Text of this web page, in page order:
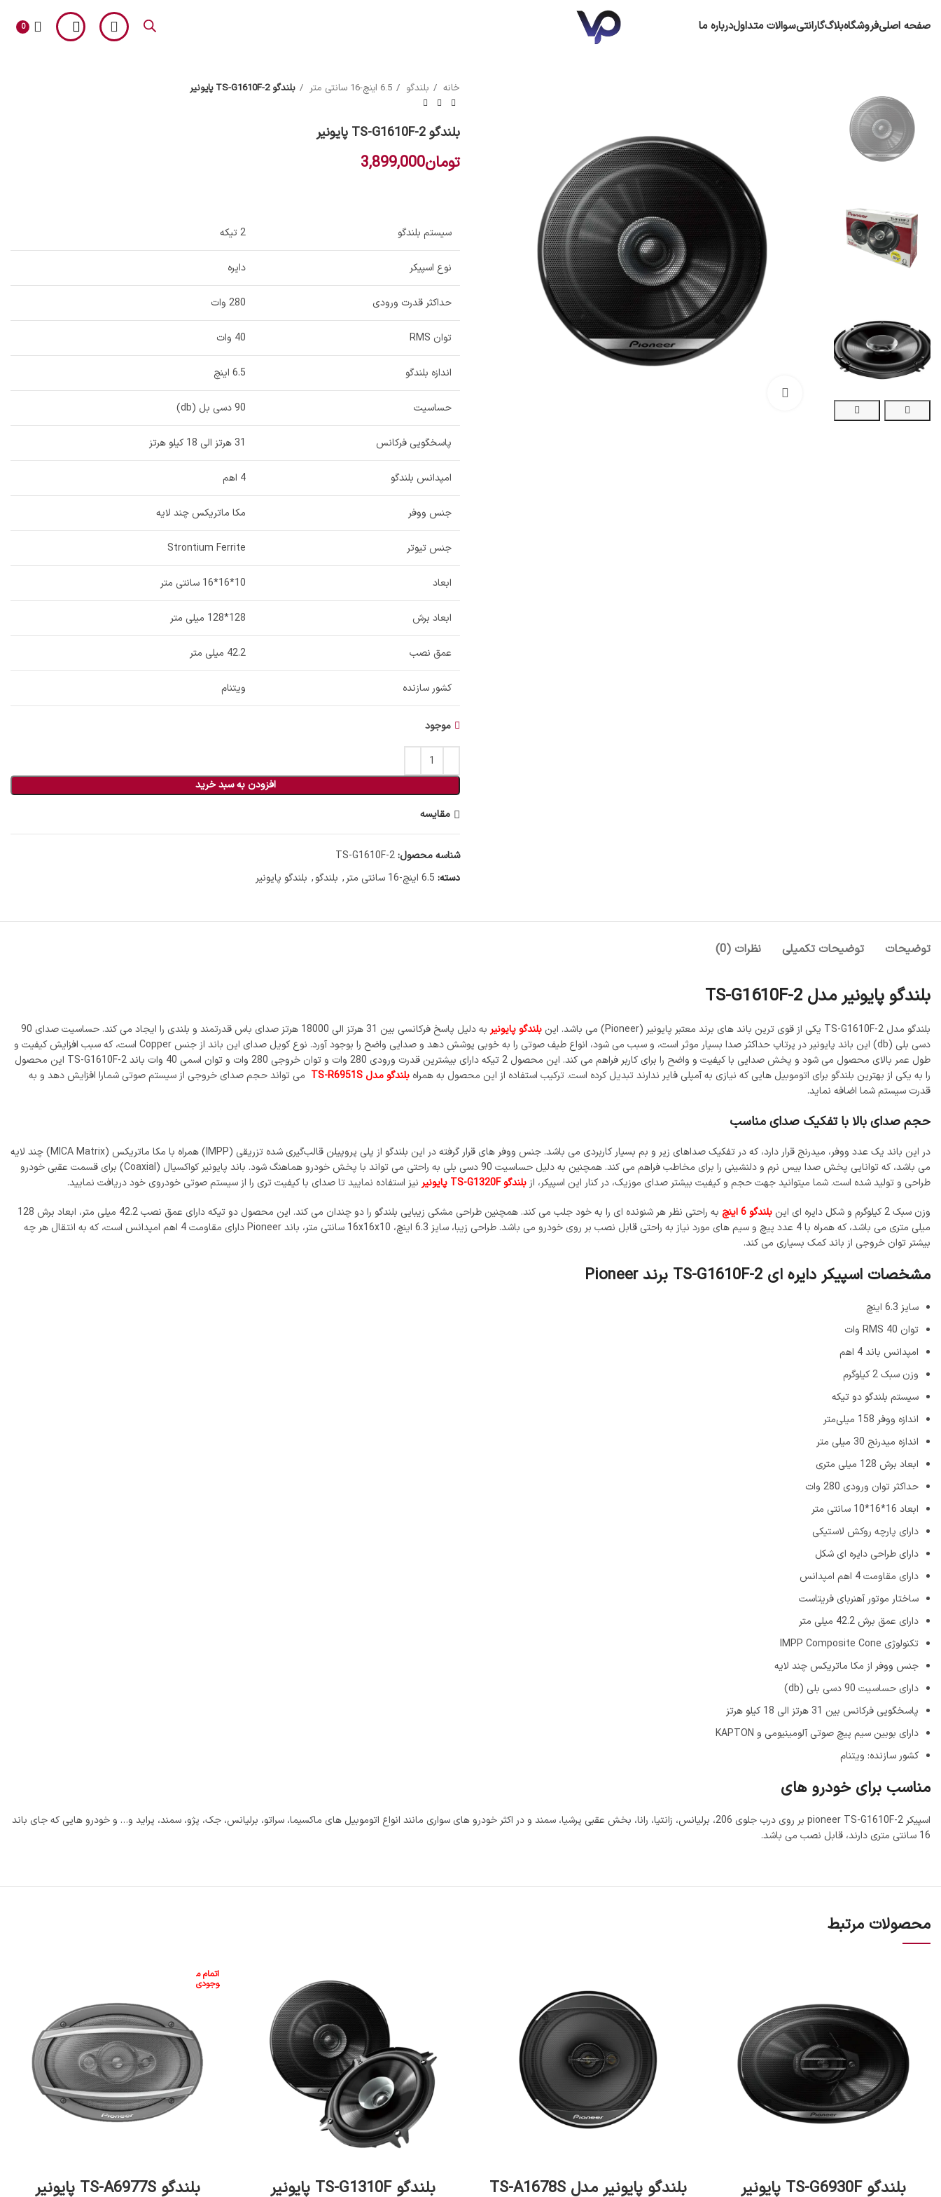
صفحه اصلیفروشگاه
مکسیس آلپاین
بلاگگارانتیسوالات متداولدرباره ما 0
خانه بلندگو 6.5 اینچ-16 سانتی متر بلندگو TS-G1610F-2 پایونیر
بلندگو TS-G1610F-2 پایونیر
تومان3,899,000
سیستم بلندگو 2 تیکه
نوع اسپیکر دایره
حداکثر قدرت ورودی 280 وات
توان RMS 40 وات
اندازه بلندگو 6.5 اینچ
حساسیت 90 دسی بل (db)
پاسخگویی فرکانس 31 هرتز الی 18 کیلو هرتز
امپدانس بلندگو 4 اهم
جنس ووفر مکا ماتریکس چند لایه
جنس تیوتر Strontium Ferrite
ابعاد 10*16*16 سانتی متر
ابعاد برش 128*128 میلی متر
عمق نصب 42.2 میلی متر
کشور سازنده ویتنام
موجود
افزودن به سبد خرید
مقایسه
شناسه محصول:TS-G1610F-2
دسته: 6.5 اینچ-16 سانتی متر , بلندگو, بلندگو پایونیر
توضیحات توضیحات تکمیلی نظرات (0)
بلندگو پایونیر مدل TS-G1610F-2
بلندگو مدل TS-G1610F-2 یکی از قوی ترین باند های برند معتبر پایونیر (Pioneer) می باشد. این بلندگو پایونیر
به دلیل پاسخ فرکانسی بین 31 هرتز الی 18000 هرتز صدای باس قدرتمند و بلندی را ایجاد می کند. حساسیت صدای 90
دسی بلی (db) این باند پایونیر در پرتاپ حداکثر صدا بسیار موثر است، و سبب می شود، انواع طیف صوتی را به خوبی پوشش دهد و صدایی واضح را بوجود آورد. نوع کویل صدای این باند از جنس Copper است، که سبب افزایش کیفیت و
طول عمر بالای محصول می شود و پخش صدایی با کیفیت و واضح را برای کاربر فراهم می کند. این محصول 2 تیکه دارای بیشترین قدرت ورودی 280 وات و توان خروجی 280 وات و توان اسمی 40 وات باند TS-G1610F-2 این محصول
را به یکی از بهترین بلندگو برای اتوموبیل هایی که نیازی به آمپلی فایر ندارند تبدیل کرده است. ترکیب استفاده از این محصول به همراه بلندگو مدل TS-R6951S
می تواند حجم صدای خروجی از سیستم صوتی شمارا افزایش دهد و به
قدرت سیستم شما اضافه نماید.
حجم صدای بالا با تفکیک صدای مناسب
در این باند یک عدد ووفر، میدرنج قرار دارد، که در تفکیک صداهای زیر و بم بسیار کاربردی می باشد. جنس ووفر های قرار گرفته در این بلندگو از پلی پروپیلن قالب‌گیری شده تزریقی (IMPP) همراه با مکا ماتریکس (MICA Matrix) چند لایه
می باشد، که توانایی پخش صدا بیس نرم و دلنشینی را برای مخاطب فراهم می کند. همچنین به دلیل حساسیت 90 دسی بلی به راحتی می تواند با پخش خودرو هماهنگ شود. باند پایونیر کواکسیال (Coaxial) برای قسمت عقبی خودرو
طراحی و تولید شده است. شما میتوانید جهت حجم و کیفیت بیشتر صدای موزیک، در کنار این اسپیکر، از بلندگو TS-G1320F پایونیر
نیز استفاده نمایید تا صدای با کیفیت تری را از سیستم صوتی خودروی خود دریافت نمایید.
وزن سبک 2 کیلوگرم و شکل دایره ای این
بلندگو 6 اینچ
به راحتی نظر هر شنونده ای را به خود جلب می کند. همچنین طراحی مشکی زیبایی بلندگو را دو چندان می کند. این محصول دو تیکه دارای عمق نصب 42.2 میلی متر، ابعاد برش 128
میلی متری می باشد، که همراه با 4 عدد پیچ و سیم های مورد نیاز به راحتی قابل نصب بر روی خودرو می باشد. طراحی زیبا، سایز 6.3 اینچ، 16x16x10 سانتی متر، باند Pioneer دارای مقاومت 4 اهم امپدانس است، که به انتقال هر چه
بیشتر توان خروجی از باند کمک بسیاری می کند.
مشخصات اسپیکر دایره ای TS-G1610F-2 برند Pioneer
سایز 6.3 اینچ
توان RMS 40 وات
امپدانس باند 4 اهم
وزن سبک 2 کیلوگرم
سیستم بلندگو دو تیکه
اندازه ووفر 158 میلی‌متر
اندازه میدرنج 30 میلی متر
ابعاد برش 128 میلی متری
حداکثر توان ورودی 280 وات
ابعاد 16*16*10 سانتی متر
دارای پارچه روکش لاستیکی
دارای طراحی دایره ای شکل
دارای مقاومت 4 اهم امپدانس
ساختار موتور آهنربای فریتاست
دارای عمق برش 42.2 میلی متر
تکنولوژی IMPP Composite Cone
جنس ووفر از مکا ماتریکس چند لایه
دارای حساسیت 90 دسی بلی (db)
پاسخگویی فرکانس بین 31 هرتز الی 18 کیلو هرتز
دارای بوبین سیم پیچ صوتی آلومینیومی و KAPTON
کشور سازنده: ویتنام
مناسب برای خودرو های
اسپیکر pioneer TS-G1610F-2 بر روی درب جلوی 206، برلیانس، زانتیا، رانا، بخش عقبی پرشیا، سمند و در اکثر خودرو های سواری مانند انواع اتوموبیل های ماکسیما، سراتو، برلیانس، جک، پژو، سمند، پراید و… و خودرو هایی که جای باند
16 سانتی متری دارند، قابل نصب می باشد.
محصولات مرتبط
افزودن به سبد خریدبلندگو TS-G6930F پایونیر افزودن به سبد خرید
بلندگو پایونیر مدل TS-A1678S افزودن به سبد خریدبلندگو TS-G1310F پایونیر
اتمام م
وجودی
اطلاعات بیشتر بلندگو TS-A6977S پایونیر